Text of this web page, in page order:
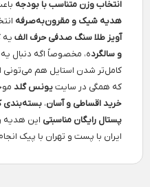
انتخاب وزن متناسب با بودجه
هدیه شیک و مقرون‌به‌صرفه
آویز طلا سنگ صدفی حرف الف یه
و سالگرده، مخصوصاً اگه دنبال
کامل‌تر شدن استایل هم می‌تونی
که همگی در سایتیونس گلد
خرید اقساطی و آسان، بسته‌بندی
پستال رایگان مناسبتی این هدیه
ایران با پست و تهران با پیک